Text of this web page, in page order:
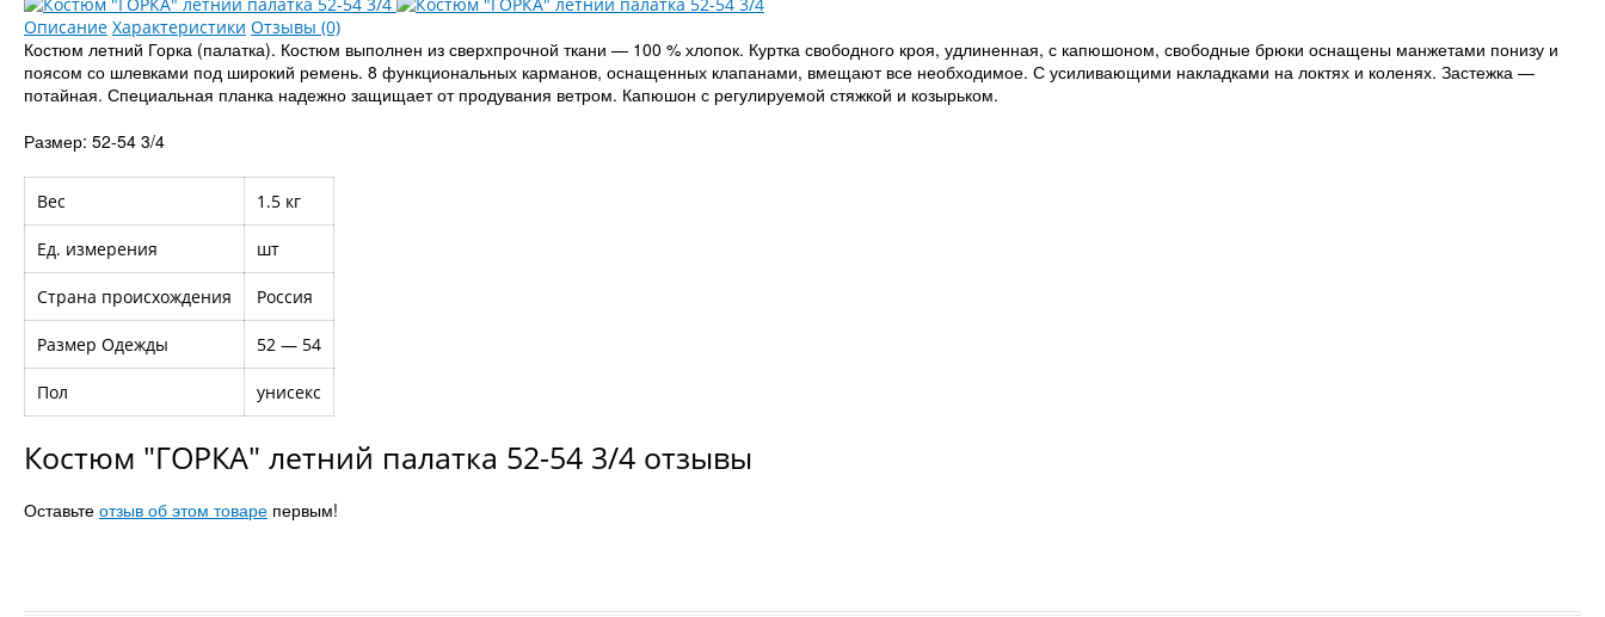
Описание Характеристики Отзывы (0)
Костюм летний Горка (палатка). Костюм выполнен из сверхпрочной ткани — 100 % хлопок. Куртка свободного кроя, удлиненная, с капюшоном, свободные брюки оснащены манжетами понизу и
поясом со шлевками под широкий ремень. 8 функциональных карманов, оснащенных клапанами, вмещают все необходимое. С усиливающими накладками на локтях и коленях. Застежка —
потайная. Специальная планка надежно защищает от продувания ветром. Капюшон с регулируемой стяжкой и козырьком.
Размер: 52-54 3/4
Вес 1.5 кг
Ед. измерения шт
Страна происхождения Россия
Размер Одежды 52 — 54
Пол унисекс
Костюм "ГОРКА" летний палатка 52-54 3/4 отзывы
Оставьте отзыв об этом товаре первым!